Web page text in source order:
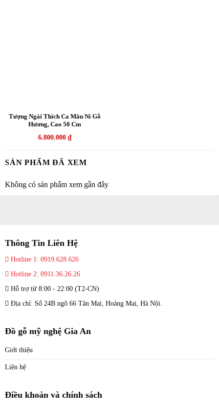
Tượng Ngài Thích Ca Mâu Ni Gỗ
Hương, Cao 50 Cm
6.800.000 ₫
SẢN PHẨM ĐÃ XEM
Không có sản phẩm xem gần đây
Thông Tin Liên Hệ
Hotline 1: 0919.628.626
Hotline 2: 0911.36.26.26
Hỗ trợ từ 8:00 - 22:00 (T2-CN)
Địa chỉ: Số 24B ngõ 66 Tân Mai, Hoàng Mai, Hà Nội.
Đồ gỗ mỹ nghệ Gia An
Giới thiệu
Liên hệ
Điều khoản và chính sách